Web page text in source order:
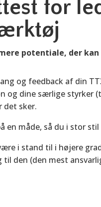
for
potentiale, der
og feedback af din
og dine særlige styrker
det sker.
en måde, så du i stor
i stand til i højere
til den (den mest